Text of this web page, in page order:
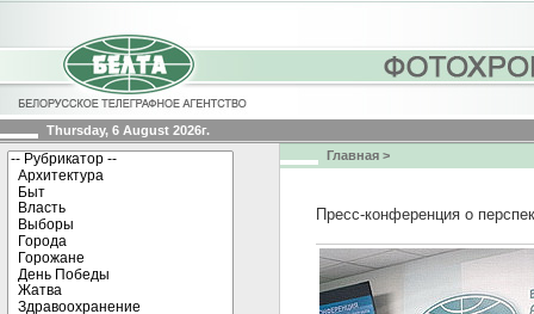
Thursday, 6 August 2026г.
Главная >
Пресс-конференция о